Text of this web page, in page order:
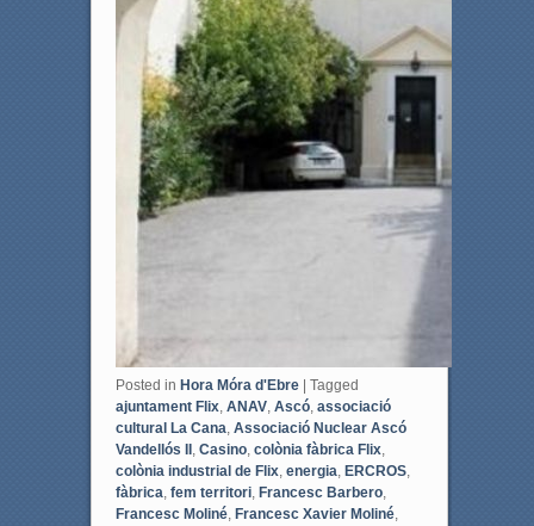
Posted in Hora Móra d'Ebre
Tagged
ajuntament Flix, ANAV, Ascó, associació
cultural La Cana, Associació Nuclear Ascó
Vandellós II , Casino, colònia fàbrica Flix,
colònia industrial de Flix, energia, ERCROS,
fàbrica, fem territori, Francesc Barbero,
Francesc Moliné, Francesc Xavier Moliné,